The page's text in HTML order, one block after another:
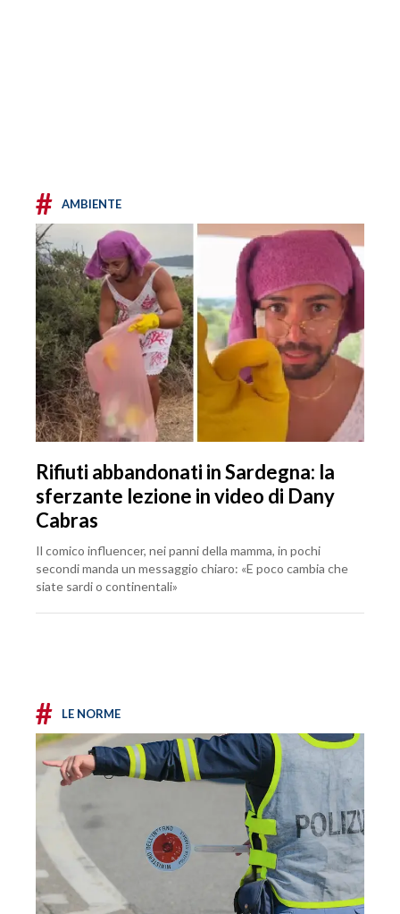
# AMBIENTE
Rifiuti abbandonati in Sardegna: la
sferzante lezione in video di Dany
Cabras
Il comico influencer, nei panni della mamma, in pochi
secondi manda un messaggio chiaro: «E poco cambia che
siate sardi o continentali»
# LE NORME